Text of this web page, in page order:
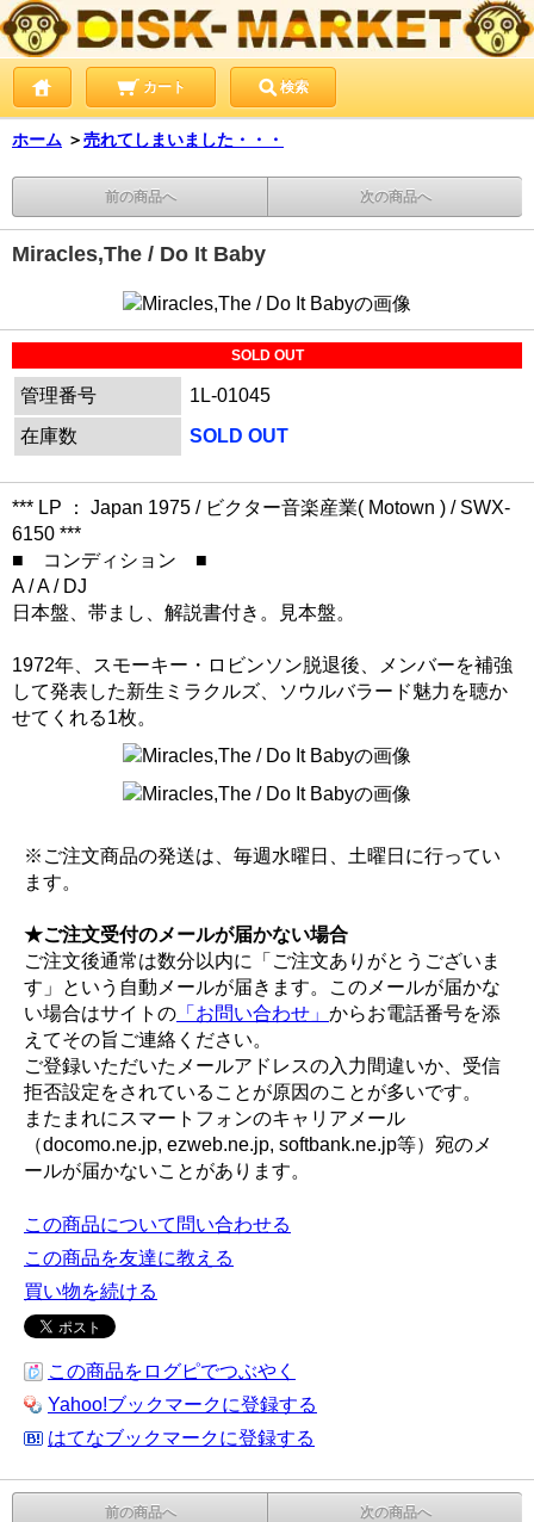
カート 検索
ホーム ＞売れてしまいました・・・
前の商品へ 次の商品へ
Miracles,The / Do It Baby
SOLD OUT
管理番号
1L-01045
在庫数
SOLD OUT
*** LP ： Japan 1975 / ビクター音楽産業( Motown ) / SWX-
6150 ***
■ コンディション ■
A / A / DJ
日本盤、帯まし、解説書付き。見本盤。
1972年、スモーキー・ロビンソン脱退後、メンバーを補強
して発表した新生ミラクルズ、ソウルバラード魅力を聴か
せてくれる1枚。
※ご注文商品の発送は、毎週水曜日、土曜日に行ってい
ます。
★ご注文受付のメールが届かない場合
ご注文後通常は数分以内に「ご注文ありがとうございま
す」という自動メールが届きます。このメールが届かな
い場合はサイトの 「お問い合わせ」 からお電話番号を添
えてその旨ご連絡ください。
ご登録いただいたメールアドレスの入力間違いか、受信
拒否設定をされていることが原因のことが多いです。
またまれにスマートフォンのキャリアメール
（docomo.ne.jp, ezweb.ne.jp, softbank.ne.jp等）宛のメ
ールが届かないことがあります。
この商品について問い合わせる
この商品を友達に教える
買い物を続ける
この商品をログピでつぶやく
Yahoo!ブックマークに登録する
はてなブックマークに登録する
前の商品へ 次の商品へ